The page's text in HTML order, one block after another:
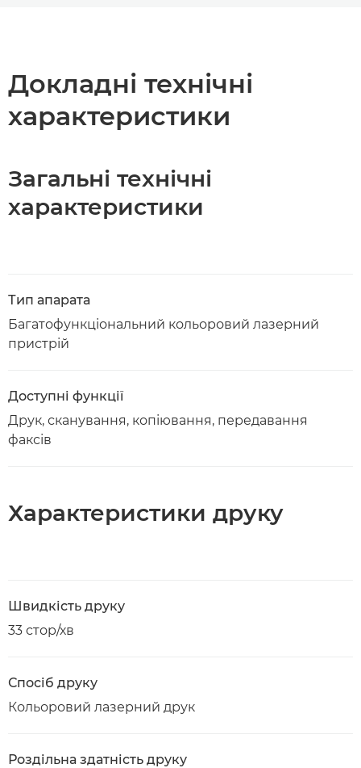
Докладні технічні
характеристики
Загальні технічні
характеристики
Тип апарата
Багатофункціональний кольоровий лазерний
пристрій
Доступні функції
Друк, сканування, копіювання, передавання
факсів
Характеристики друку
Швидкість друку
33 стор/хв
Спосіб друку
Кольоровий лазерний друк
Роздільна здатність друку